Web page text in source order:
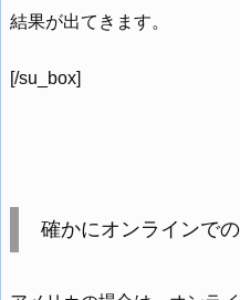
結果が出てきます。
[/su_box]
確かにオンラインで